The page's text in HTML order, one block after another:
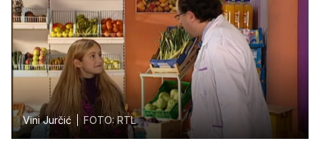
Vini Jurčić FOTO: RTL